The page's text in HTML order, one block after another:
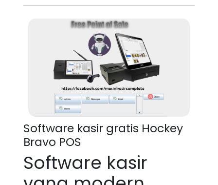
Software kasir gratis Hockey
Bravo POS
Software kasir